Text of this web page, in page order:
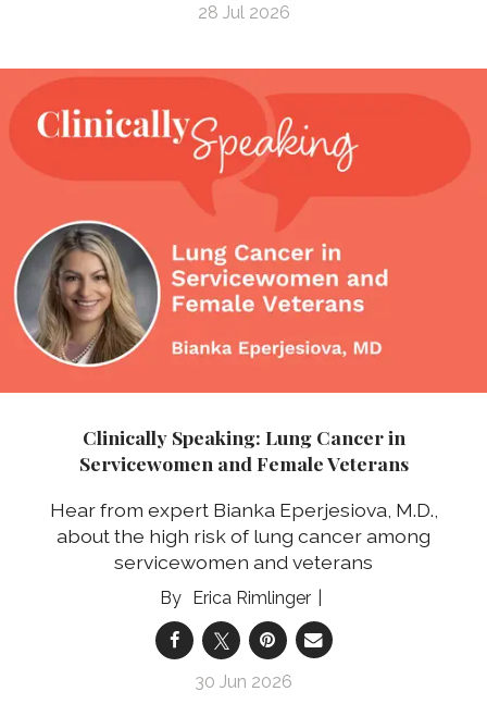
28 Jul 2026
Clinically Speaking: Lung Cancer in
Servicewomen and Female Veterans
Hear from expert Bianka Eperjesiova, M.D.,
about the high risk of lung cancer among
servicewomen and veterans
Erica Rimlinger
30 Jun 2026